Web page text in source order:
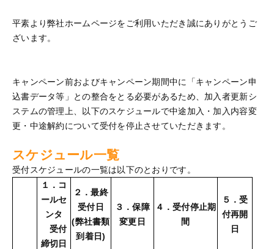
ュ平素より弊社ホームページをご利用いただき誠にありがとうご
ざいます。
キャンペーン前およびキャンペーン期間中に「キャンペーン申
込書データ等」との整合をとる必要があるため、加入者更新シ
ステムの管理上、以下のスケジュールで中途加入・加入内容変
更・中途解約について受付を停止させていただきます。
スケジュール一覧
受付スケジュールの一覧は以下のとおりです。
１．コ
ールセ
ンタ
受付
締切日
２．最終
受付日
(弊社書類
到着日)
３．保障
変更日
４．受付停止期
間
５．受
付再開
日